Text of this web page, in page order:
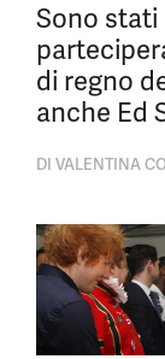
Sono
di regno
anche Ed
DI VALENTINA